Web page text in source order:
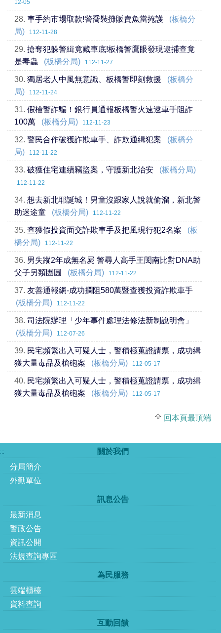
12-05
28. 車手約市場取款!警喬裝攤販賣魚當掩護
(板橋分
局)
112-11-28
29. 搶奪犯躲警緝竟藏車底!板橋警鷹眼發現逮捕查竟
是毒蟲
(板橋分局) 112-11-27
30. 獨居老人中風無意識、板橋警即刻救援
(板橋分
局)
112-11-24
31. 假檢警詐騙！銀行員通報板橋警火速逮車手阻詐
100萬
(板橋分局) 112-11-23
32. 警民合作破獲詐欺車手、詐欺通緝犯案
(板橋分
局)
112-11-22
33. 破獲住宅連續竊盜案，守護新北治安 (板橋分局)
112-11-22
34. 想去新北耶誕城！男童沒跟家人說就偷溜，新北警
助迷途童
(板橋分局) 112-11-22
35. 查獲假投資面交詐欺車手及把風現行犯2名案
(板
橋分局)
112-11-22
36. 男失蹤2年成無名屍 警尋人高手王閔南比對DNA助
父子另類團圓
(板橋分局) 112-11-22
37. 友善通報網-成功攔阻580萬暨查獲投資詐欺車手
(板橋分局)
112-11-22
38. 司法院辦理「少年事件處理法修法新制說明會」
(板橋分局)
112-07-26
39. 民宅頻繁出入可疑人士，警積極蒐證請票，成功緝
獲大量毒品及槍砲案
(板橋分局) 112-05-17
40. 民宅頻繁出入可疑人士，警積極蒐證請票，成功緝
獲大量毒品及槍砲案
(板橋分局) 112-05-17
回本頁最頂端
:::
關於我們
分局簡介
外勤單位
訊息公告
最新消息
警政公告
資訊公開
法規查詢專區
為民服務
雲端櫃檯
資料查詢
互動回饋